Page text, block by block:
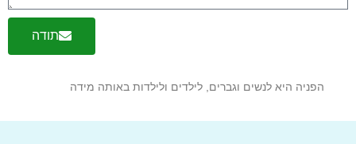
תודה
הפניה היא לנשים וגברים, לילדים ולילדות באותה מידה